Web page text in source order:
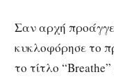
Σαν αρχή
κυκλοφόρησε το
το τίτλο